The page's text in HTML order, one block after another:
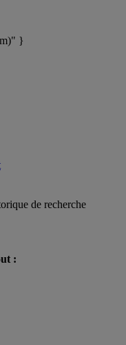
}
de recherche
: